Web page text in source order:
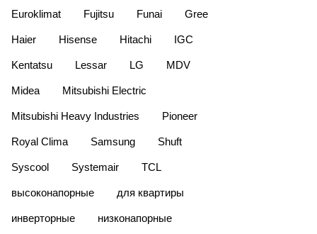
Euroklimat Fujitsu Funai Gree
Haier Hisense Hitachi IGC
Kentatsu Lessar LG MDV
Midea Mitsubishi Electric
Mitsubishi Heavy Industries Pioneer
Royal Clima Samsung Shuft
Syscool Systemair TCL
высоконапорные для квартиры
инверторные низконапорные